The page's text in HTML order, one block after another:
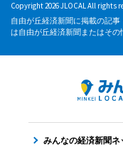
Copyright 2026 JLOCAL All rights
自由が丘経済新聞に掲載の記
は自由が丘経済新聞またはその
みんなの経済新聞ネ